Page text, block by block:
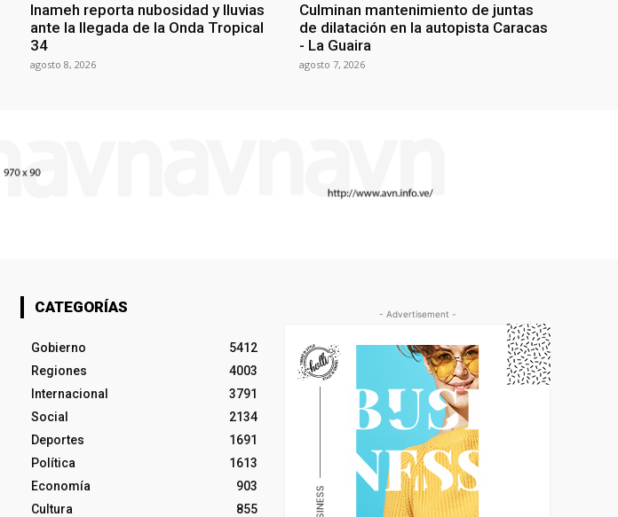
Inameh reporta nubosidad y lluvias
ante la llegada de la Onda Tropical
34
agosto 8, 2026
Culminan mantenimiento de juntas
de dilatación en la autopista Caracas
- La Guaira
agosto 7, 2026
CATEGORÍAS
Gobierno
5412
Regiones
4003
Internacional
3791
Social
2134
Deportes
1691
Política
1613
Economía
903
Cultura
855
- Advertisement -